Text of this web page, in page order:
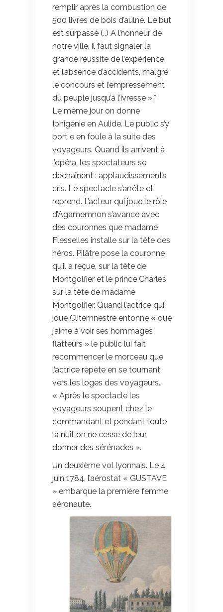
remplir après la combustion de
500 livres de bois d’aulne. Le but
est surpassé (..) A l’honneur de
notre ville, il faut signaler la
grande réussite de l’expérience
et l’absence d’accidents, malgré
le concours et l’empressement
du peuple jusqu’à l’ivresse ».*
Le même jour on donne
Iphigénie en Aulide. Le public s’y
port e en foule à la suite des
voyageurs. Quand ils arrivent à
l’opéra, les spectateurs se
déchaînent : applaudissements,
cris. Le spectacle s’arrête et
reprend. L’acteur qui joue le rôle
d’Agamemnon s’avance avec
des couronnes que madame
Flesselles installe sur la tête des
héros. Pilâtre pose la couronne
qu’il a reçue, sur la tête de
Montgolfier et le prince Charles
sur la tête de madame
Montgolfier. Quand l’actrice qui
joue Clitemnestre entonne « que
j’aime à voir ses hommages
flatteurs » le public lui fait
recommencer le morceau que
l’actrice répète en se tournant
vers les loges des voyageurs.
« Après le spectacle les
voyageurs soupent chez le
commandant et pendant toute
la nuit on ne cesse de leur
donner des sérénades ».
Un deuxième vol lyonnais. Le 4
juin 1784, l’aérostat « GUSTAVE
» embarque la première femme
aéronaute.